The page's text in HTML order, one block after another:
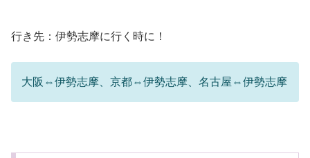
行き先：伊勢志摩に行く時に！
大阪⇔伊勢志摩、京都⇔伊勢志摩、名古屋⇔伊勢志摩